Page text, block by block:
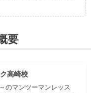
要
高崎校
のマンツーマンレッス